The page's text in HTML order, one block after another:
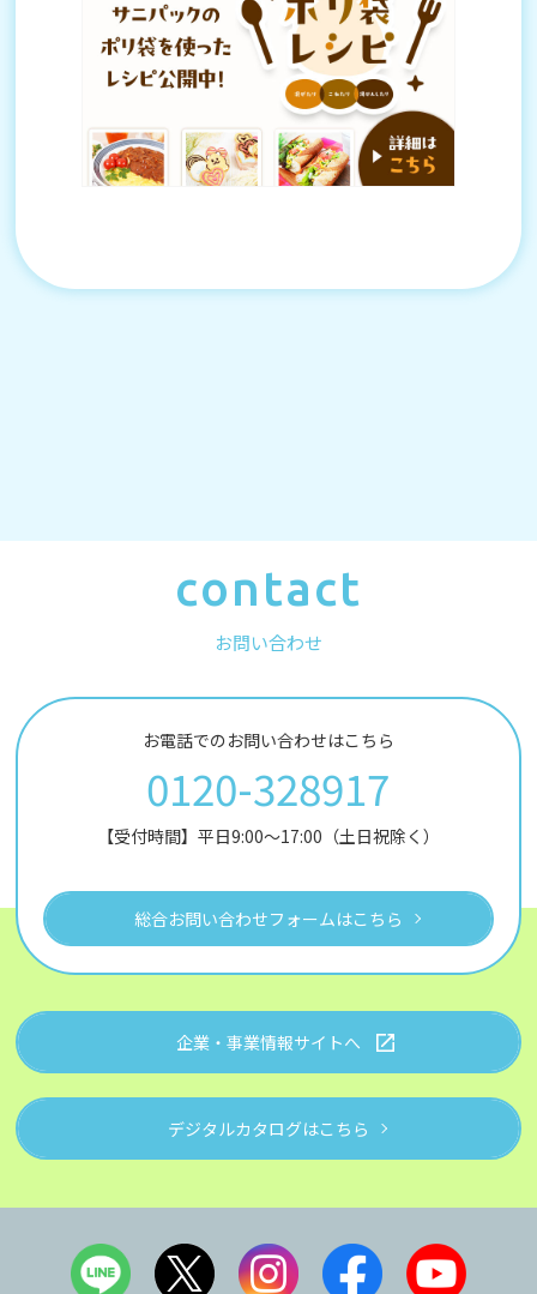
contact
お問い合わせ
お電話でのお問い合わせはこちら
0120-328917
【受付時間】平日9:00～17:00（土日祝除く）
総合お問い合わせフォームはこちら
企業・事業情報サイトへ
デジタルカタログはこちら